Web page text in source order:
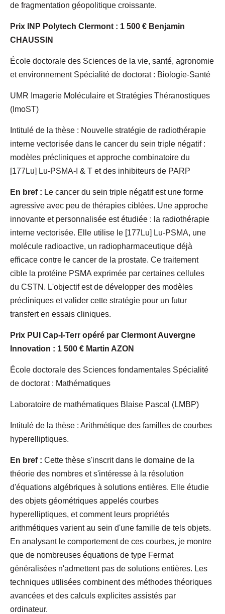
de fragmentation géopolitique croissante.
Prix INP Polytech Clermont : 1 500 € Benjamin
CHAUSSIN
École doctorale des Sciences de la vie, santé, agronomie
et environnement Spécialité de doctorat : Biologie-Santé
UMR Imagerie Moléculaire et Stratégies Théranostiques
(ImoST)
Intitulé de la thèse : Nouvelle stratégie de radiothérapie
interne vectorisée dans le cancer du sein triple négatif :
modèles précliniques et approche combinatoire du
[177Lu] Lu-PSMA-I & T et des inhibiteurs de PARP
En bref : Le cancer du sein triple négatif est une forme
agressive avec peu de thérapies ciblées. Une approche
innovante et personnalisée est étudiée : la radiothérapie
interne vectorisée. Elle utilise le [177Lu] Lu-PSMA, une
molécule radioactive, un radiopharmaceutique déjà
efficace contre le cancer de la prostate. Ce traitement
cible la protéine PSMA exprimée par certaines cellules
du CSTN. L'objectif est de développer des modèles
précliniques et valider cette stratégie pour un futur
transfert en essais cliniques.
Prix PUI Cap-I-Terr opéré par Clermont Auvergne
Innovation : 1 500 € Martin AZON
École doctorale des Sciences fondamentales Spécialité
de doctorat : Mathématiques
Laboratoire de mathématiques Blaise Pascal (LMBP)
Intitulé de la thèse : Arithmétique des familles de courbes
hyperelliptiques.
En bref : Cette thèse s'inscrit dans le domaine de la
théorie des nombres et s'intéresse à la résolution
d'équations algébriques à solutions entières. Elle étudie
des objets géométriques appelés courbes
hyperelliptiques, et comment leurs propriétés
arithmétiques varient au sein d'une famille de tels objets.
En analysant le comportement de ces courbes, je montre
que de nombreuses équations de type Fermat
généralisées n'admettent pas de solutions entières. Les
techniques utilisées combinent des méthodes théoriques
avancées et des calculs explicites assistés par
ordinateur.